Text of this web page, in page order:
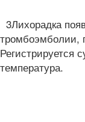
3Лихорадка
тромбоэмболии,
Регистрируется
температура.